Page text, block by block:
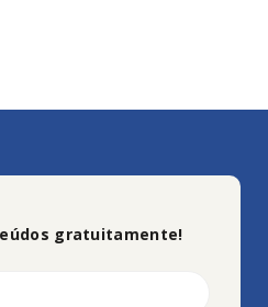
gratuitamente!